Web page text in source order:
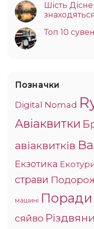
Шість
Топ 10
Позначки
Digital Nomad
Авіаквитки
авіаквитків
Екзотика
страви
машині Поради
сяйво